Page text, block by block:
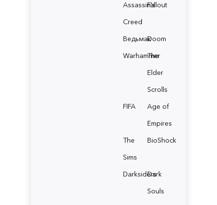
Assassin's
Creed
Fallout
ВедьмакDoom
Warhammer
The
Elder
Scrolls
FIFA
Age of
Empires
The
Sims
BioShock
Darksiders
Dark
Souls